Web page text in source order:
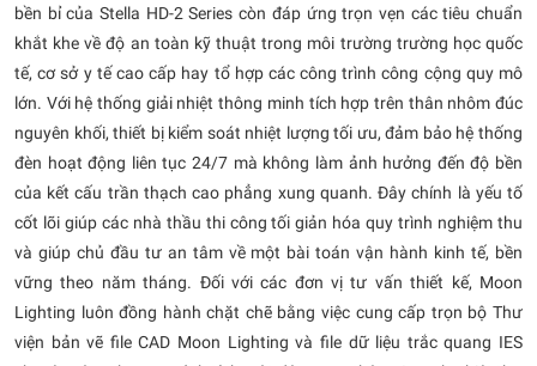
bền bỉ của Stella HD-2 Series còn đáp ứng trọn vẹn các tiêu chuẩn
khắt khe về độ an toàn kỹ thuật trong môi trường trường học quốc
tế, cơ sở y tế cao cấp hay tổ hợp các công trình công cộng quy mô
lớn. Với hệ thống giải nhiệt thông minh tích hợp trên thân nhôm đúc
nguyên khối, thiết bị kiểm soát nhiệt lượng tối ưu, đảm bảo hệ thống
đèn hoạt động liên tục 24/7 mà không làm ảnh hưởng đến độ bền
của kết cấu trần thạch cao phẳng xung quanh. Đây chính là yếu tố
cốt lõi giúp các nhà thầu thi công tối giản hóa quy trình nghiệm thu
và giúp chủ đầu tư an tâm về một bài toán vận hành kinh tế, bền
vững theo năm tháng. Đối với các đơn vị tư vấn thiết kế, Moon
Lighting luôn đồng hành chặt chẽ bằng việc cung cấp trọn bộ Thư
viện bản vẽ file CAD Moon Lighting và file dữ liệu trắc quang IES